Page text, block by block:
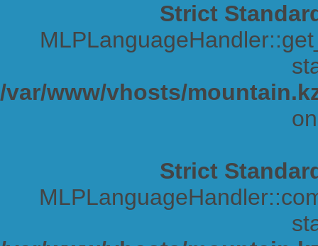
Strict
/var/www/vhosts/
Strict